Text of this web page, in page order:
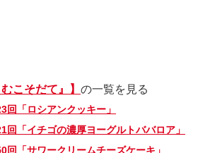
こそだて』】 の一覧を見る
回「ロシアンクッキー」
回「イチゴの濃厚ヨーグルトババロア」
回「サワークリームチーズケーキ」